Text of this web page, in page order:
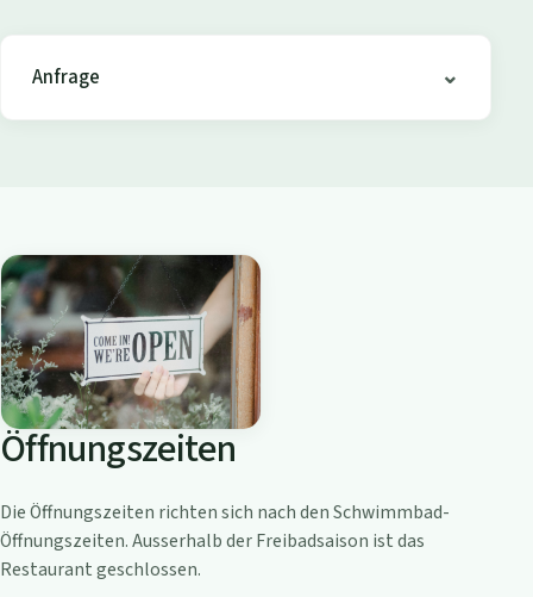
e
n
r
o
a
m
Z
ü
i
c
h
Anfrage
Öffnungszeiten
Die Öffnungszeiten richten sich nach den Schwimmbad-
Öffnungszeiten. Ausserhalb der Freibadsaison ist das
Restaurant geschlossen.